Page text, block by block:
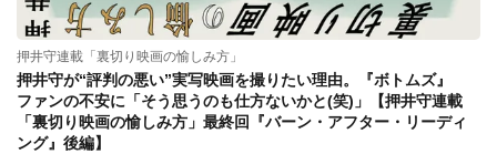
押井守連載「裏切り映画の愉しみ方」
押井守が“評判の悪い”実写映画を撮りたい理由。『ボトムズ』
ファンの不安に「そう思うのも仕方ないかと(笑)」【押井守連載
「裏切り映画の愉しみ方」最終回『バーン・アフター・リーディ
ング』後編】